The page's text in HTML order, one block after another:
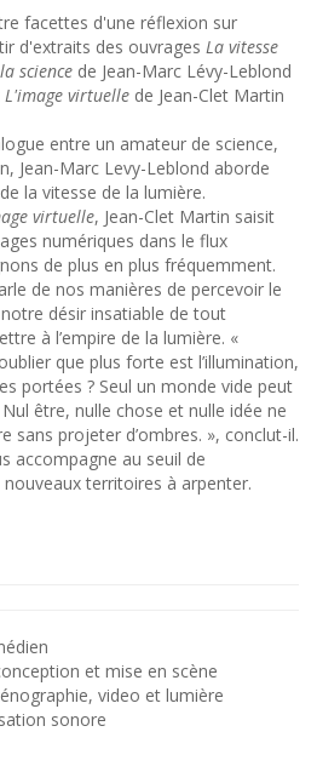
facettes d'une réflexion sur
d'extraits des ouvrages La vitesse
science de Jean-Marc Lévy-Leblond
L'image virtuelle de Jean-Clet Martin
entre un amateur de science,
Jean-Marc Levy-Leblond aborde
la vitesse de la lumière.
virtuelle, Jean-Clet Martin saisit
numériques dans le flux
de plus en plus fréquemment.
de nos manières de percevoir le
désir insatiable de tout
à l’empire de la lumière. «
que plus forte est l’illumination,
portées ? Seul un monde vide peut
être, nulle chose et nulle idée ne
sans projeter d’ombres. », conclut-il.
accompagne au seuil de
territoires à arpenter.
et mise en scène
video et lumière
sonore